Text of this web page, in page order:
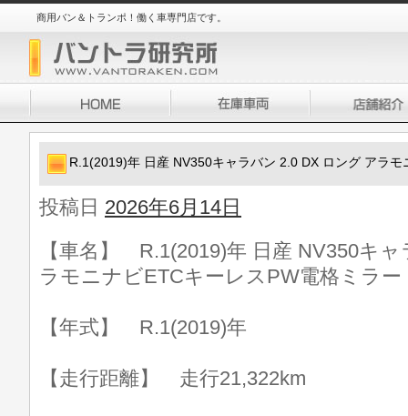
商用バン＆トランポ！働く車専門店です。
R.1(2019)年 日産 NV350キャラバン 2.0 DX ロング アラ
投稿日 2026年6月14日
【車名】 R.1(2019)年 日産 NV350キ
ラモニナビETCキーレスPW電格ミラー
【年式】 R.1(2019)年
【走行距離】 走行21,322km